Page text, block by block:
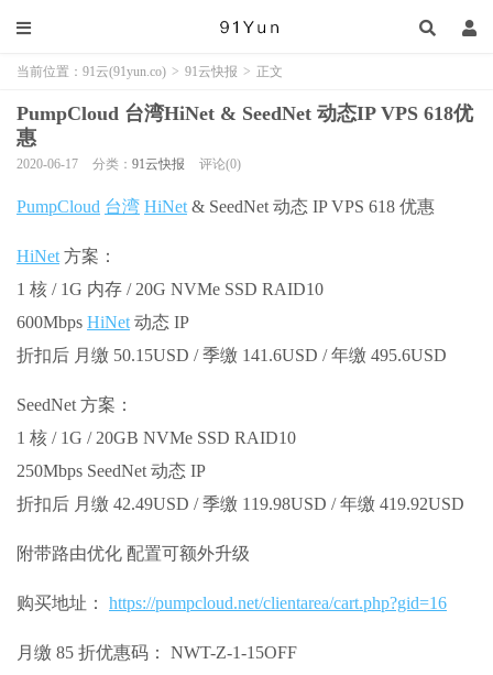
当前位置： 91云(91yun.co) > 91云快报 > 正文
PumpCloud 台湾HiNet & SeedNet 动态IP VPS 618优
惠
2020-06-17 分类： 91云快报 评论(0)
PumpCloud 台湾 HiNet & SeedNet 动态 IP VPS 618 优惠
HiNet 方案：
1 核 / 1G 内存 / 20G NVMe SSD RAID10
600Mbps HiNet 动态 IP
折扣后 月缴 50.15USD / 季缴 141.6USD / 年缴 495.6USD
SeedNet 方案：
1 核 / 1G / 20GB NVMe SSD RAID10
250Mbps SeedNet 动态 IP
折扣后 月缴 42.49USD / 季缴 119.98USD / 年缴 419.92USD
附带路由优化 配置可额外升级
购买地址： https://pumpcloud.net/clientarea/cart.php?gid=16
月缴 85 折优惠码： NWT-Z-1-15OFF